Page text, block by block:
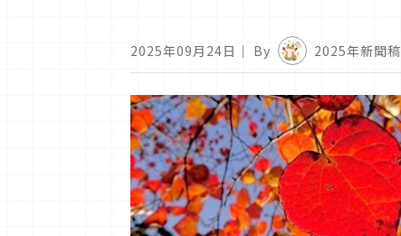
2025年09月24日 ｜ By 2025年新聞稿